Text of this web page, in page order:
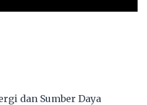
dan Sumber Daya